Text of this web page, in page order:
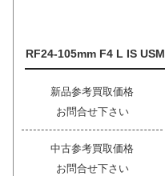
RF24-105mm F4 L IS USM
新品参考買取価格
お問合せ下さい
中古参考買取価格
お問合せ下さい